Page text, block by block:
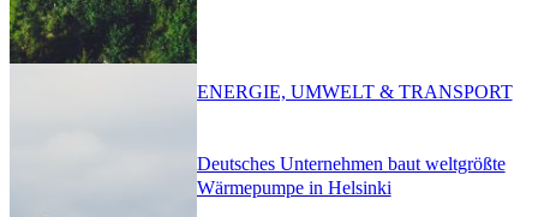
Deutsches Unternehmen baut weltgrößte
Wärmepumpe in Helsinki
ENERGIE, UMWELT & TRANSPORT